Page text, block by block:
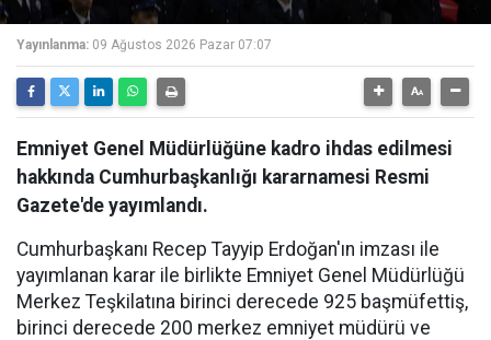
Yayınlanma: 09 Ağustos 2026 Pazar 07:07
Emniyet Genel Müdürlüğüne kadro ihdas edilmesi
hakkında Cumhurbaşkanlığı kararnamesi Resmi
Gazete'de yayımlandı.
Cumhurbaşkanı Recep Tayyip Erdoğan'ın imzası ile
yayımlanan karar ile birlikte Emniyet Genel Müdürlüğü
Merkez Teşkilatına birinci derecede 925 başmüfettiş,
birinci derecede 200 merkez emniyet müdürü ve